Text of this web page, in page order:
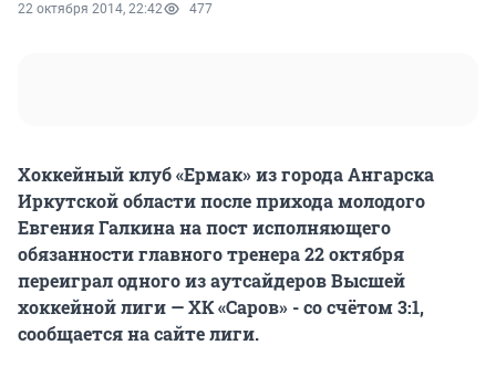
22 октября 2014, 22:42 477
Хоккейный клуб «Ермак» из города Ангарска
Иркутской области после прихода молодого
Евгения Галкина на пост исполняющего
обязанности главного тренера 22 октября
переиграл одного из аутсайдеров Высшей
хоккейной лиги — ХК «Саров» - со счётом 3:1,
сообщается на сайте лиги.